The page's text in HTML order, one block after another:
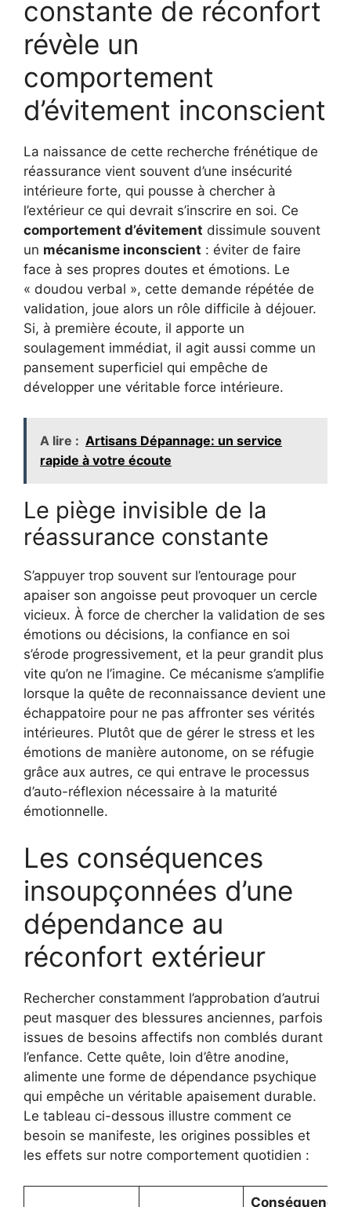
constante de réconfort
révèle un
comportement
d’évitement inconscient
La naissance de cette recherche frénétique de
réassurance vient souvent d’une insécurité
intérieure forte, qui pousse à chercher à
l’extérieur ce qui devrait s’inscrire en soi. Ce
comportement d’évitement dissimule souvent
un mécanisme inconscient : éviter de faire
face à ses propres doutes et émotions. Le
« doudou verbal », cette demande répétée de
validation, joue alors un rôle difficile à déjouer.
Si, à première écoute, il apporte un
soulagement immédiat, il agit aussi comme un
pansement superficiel qui empêche de
développer une véritable force intérieure.
A lire : Artisans Dépannage: un service
rapide à votre écoute
Le piège invisible de la
réassurance constante
S’appuyer trop souvent sur l’entourage pour
apaiser son angoisse peut provoquer un cercle
vicieux. À force de chercher la validation de ses
émotions ou décisions, la confiance en soi
s’érode progressivement, et la peur grandit plus
vite qu’on ne l’imagine. Ce mécanisme s’amplifie
lorsque la quête de reconnaissance devient une
échappatoire pour ne pas affronter ses vérités
intérieures. Plutôt que de gérer le stress et les
émotions de manière autonome, on se réfugie
grâce aux autres, ce qui entrave le processus
d’auto-réflexion nécessaire à la maturité
émotionnelle.
Les conséquences
insoupçonnées d’une
dépendance au
réconfort extérieur
Rechercher constamment l’approbation d’autrui
peut masquer des blessures anciennes, parfois
issues de besoins affectifs non comblés durant
l’enfance. Cette quête, loin d’être anodine,
alimente une forme de dépendance psychique
qui empêche un véritable apaisement durable.
Le tableau ci-dessous illustre comment ce
besoin se manifeste, les origines possibles et
les effets sur notre comportement quotidien :
Conséquences